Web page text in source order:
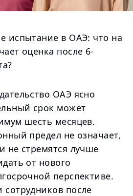
испытание в ОАЭ: что на
оценка после 6-
ОАЭ ясно
срок может
шесть месяцев.
предел не означает,
не стремятся лучше
от нового
перспективе.
после